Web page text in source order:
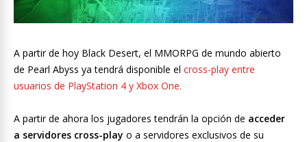
A partir de hoy Black Desert, el MMORPG de mundo abierto
de Pearl Abyss ya tendrá disponible el cross-play entre
usuarios de PlayStation 4 y Xbox One.
A partir de ahora los jugadores tendrán la opción de acceder
a servidores cross-play o a servidores exclusivos de su